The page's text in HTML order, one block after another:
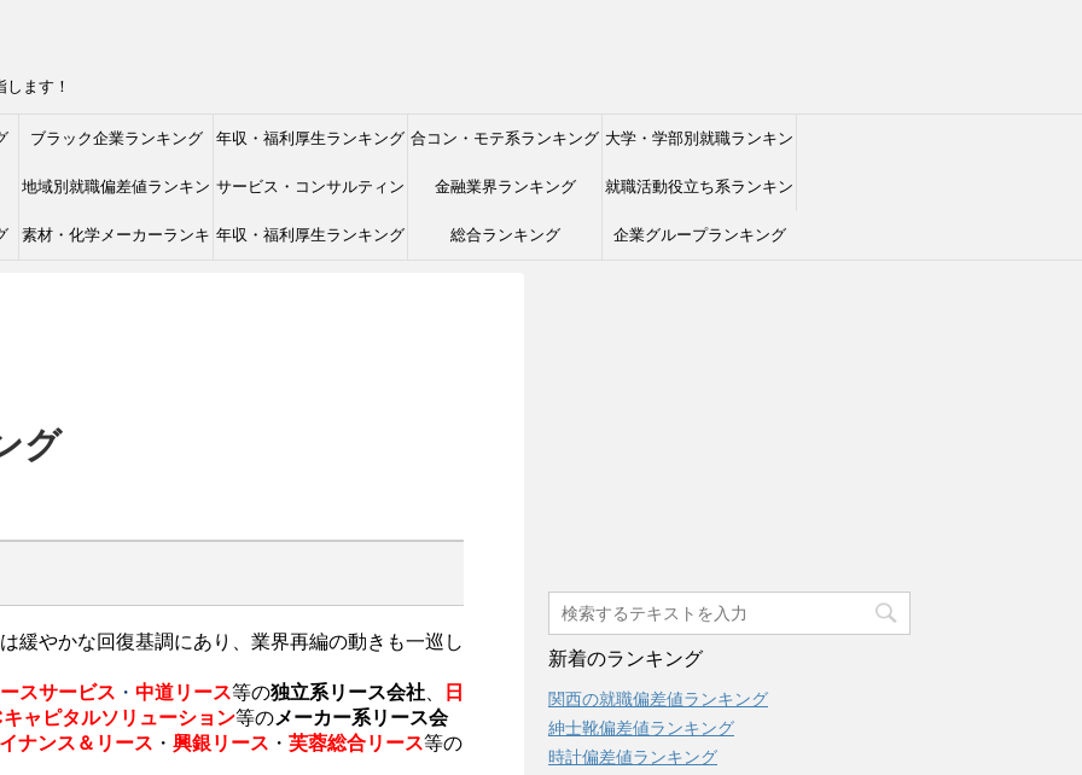
ます！
ブラック企業ランキング 年収・福利厚生ランキング 合コン・モテ系ランキング 大学・学部別就職ランキン
グ
地域別就職偏差値ランキン
グ
サービス・コンサルティン
グ業界ランキング
金融業界ランキング 就職活動役立ち系ランキン
グ
素材・化学メーカーランキ 年収・福利厚生ランキング 総合ランキング 企業グループランキング
グ
緩やかな回復基調にあり、業界再編の動きも一巡し
スサービス ・ 中道リース等の独立系リース会社
日
キャピタルソリューション等のメーカー系リース会
ナンス＆リース ・ 興銀リース ・ 芙蓉総合リース等の
新着のランキング
関西の就職偏差値ランキング
紳士靴偏差値ランキング
時計偏差値ランキング